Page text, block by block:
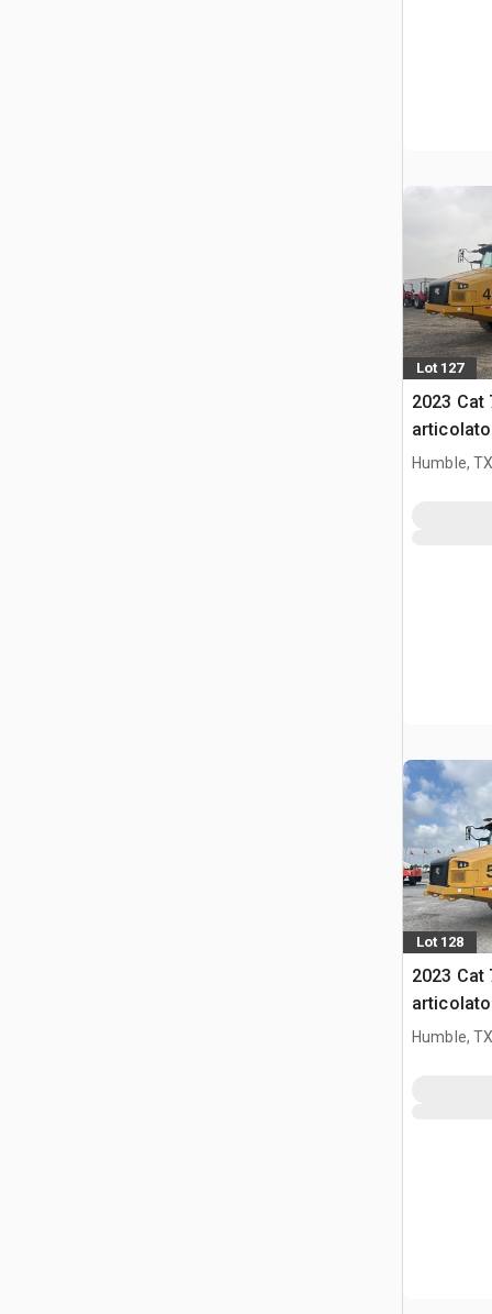
Lot 127
2023 Cat
articolato
Humble,
Lot 128
2023 Cat
articolato
Humble,